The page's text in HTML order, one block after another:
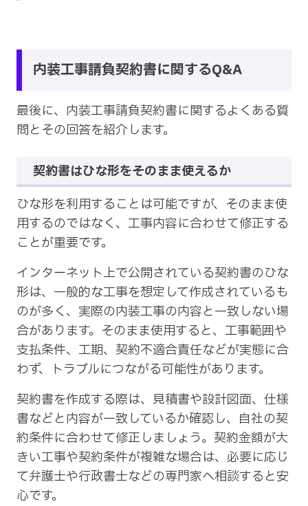
内装工事請負契約書に関するQ&A
最後に、内装工事請負契約書に関するよくある質
問とその回答を紹介します。
契約書はひな形をそのまま使えるか
ひな形を利用することは可能ですが、そのまま使
用するのではなく、工事内容に合わせて修正する
ことが重要です。
インターネット上で公開されている契約書のひな
形は、一般的な工事を想定して作成されているも
のが多く、実際の内装工事の内容と一致しない場
合があります。そのまま使用すると、工事範囲や
支払条件、工期、契約不適合責任などが実態に合
わず、トラブルにつながる可能性があります。
契約書を作成する際は、見積書や設計図面、仕様
書などと内容が一致しているか確認し、自社の契
約条件に合わせて修正しましょう。契約金額が大
きい工事や契約条件が複雑な場合は、必要に応じ
て弁護士や行政書士などの専門家へ相談すると安
心です。